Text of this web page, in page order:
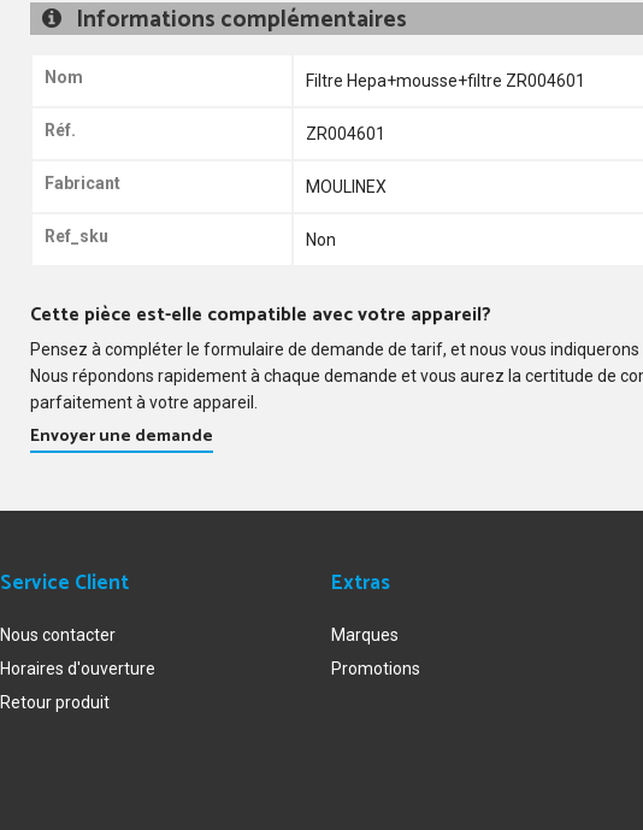
Informations complémentaires
Nom Filtre Hepa+mousse+filtre ZR004601
Réf. ZR004601
Fabricant MOULINEX
Ref_sku Non
Cette pièce est-elle compatible avec votre appareil?
Pensez à compléter le formulaire de demande de tarif, et nous vous
Nous répondons rapidement à chaque demande et vous aurez la certitude de
parfaitement à votre appareil.
Envoyer une demande
Service Client
Nous contacter
Horaires d'ouverture
Retour produit
Extras
Marques
Promotions